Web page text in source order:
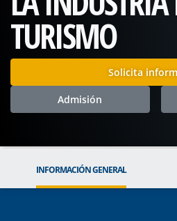
TURISMO
Solicita
Admisión
INFORMACIÓN GENERAL